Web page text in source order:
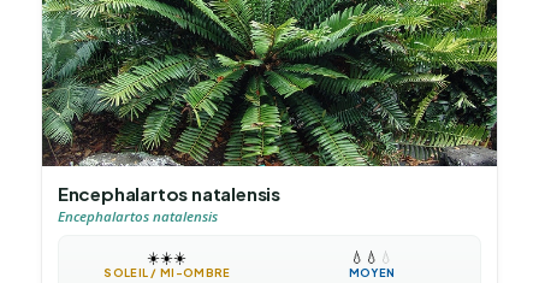
Encephalartos natalensis
Encephalartos natalensis
☀️☀️☀️
SOLEIL / MI-OMBRE
💧 💧 💧
MOYEN